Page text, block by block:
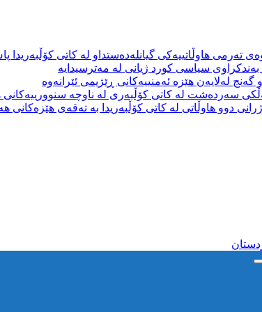
تەرمی هاوڵاتییەکی گیانلەدەستداو لە کاتی
سیاسی کورد ژیانی لە مەترسیدایە
لەلایەن هێزە ئەمنییەکانی ڕێژیمی ئێرانەوە
سەردەشت لە کاتی کۆڵبەری لە ناوچە سنوورییەکانی
دوو هاوڵاتی لە کاتی کۆڵبەریدا بە تەقەی هێزەکانی